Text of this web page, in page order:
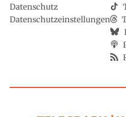
Datenschutz
Datenschutzeinstellungen